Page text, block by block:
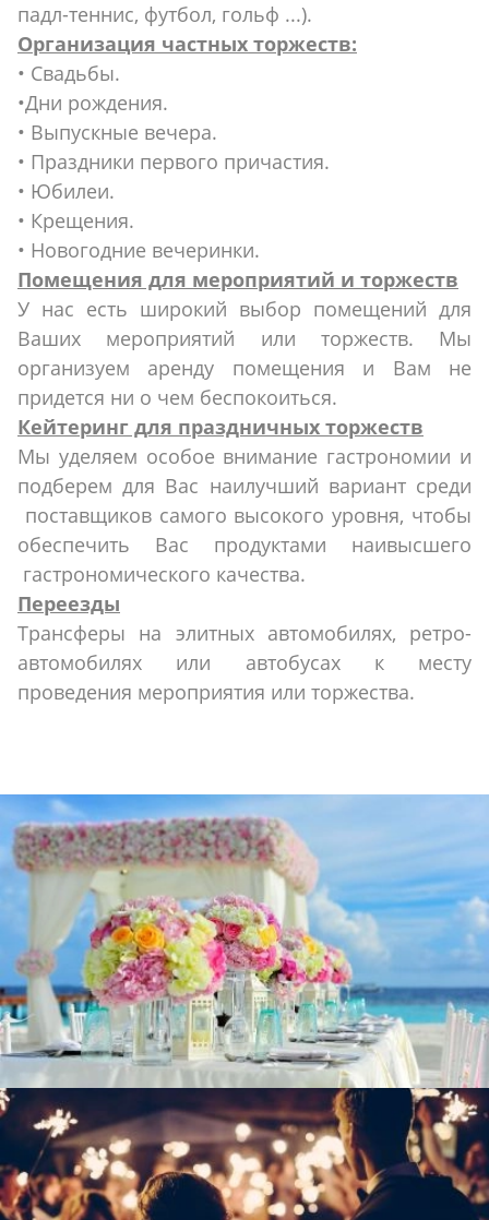
падл-теннис, футбол, гольф ...).
Организация частных торжеств:
• Свадьбы.
•Дни рождения.
• Выпускные вечера.
• Праздники первого причастия.
• Юбилеи.
• Крещения.
• Новогодние вечеринки.
Помещения для мероприятий и торжеств
У нас есть широкий выбор помещений для
Ваших мероприятий или торжеств. Мы
организуем аренду помещения и Вам не
придется ни о чем беспокоиться.
Кейтеринг для праздничных торжеств
Мы уделяем особое внимание гастрономии и
подберем для Вас наилучший вариант среди
поставщиков самого высокого уровня, чтобы
обеспечить Вас продуктами наивысшего
гастрономического качества.
Переезды
Трансферы на элитных автомобилях, ретро-
автомобилях или автобусах к месту
проведения мероприятия или торжества.